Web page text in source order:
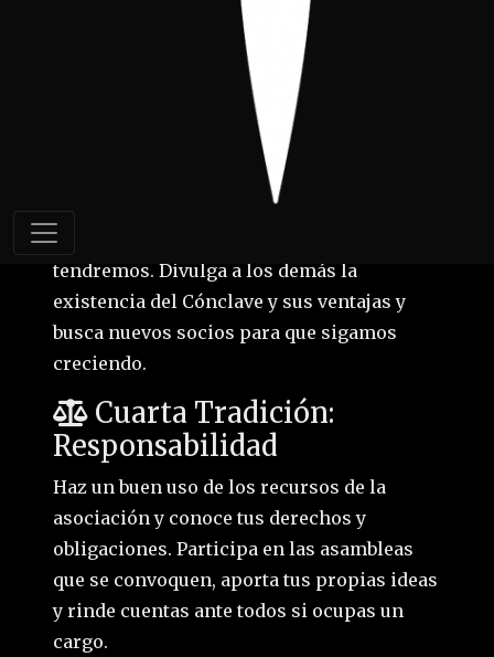
Cualquier jugador que resida en España o
Portugal puede ser socio del Cónclave. Los
menores de edad necesitan una
Tercera Tradición:
Cuantos más socios seamos, más fuerza
tendremos. Divulga a los demás la
existencia del Cónclave y sus ventajas y
busca nuevos socios para que sigamos
creciendo.
Cuarta Tradición:
Responsabilidad
Haz un buen uso de los recursos de la
asociación y conoce tus derechos y
obligaciones. Participa en las asambleas
que se convoquen, aporta tus propias ideas
y rinde cuentas ante todos si ocupas un
cargo.